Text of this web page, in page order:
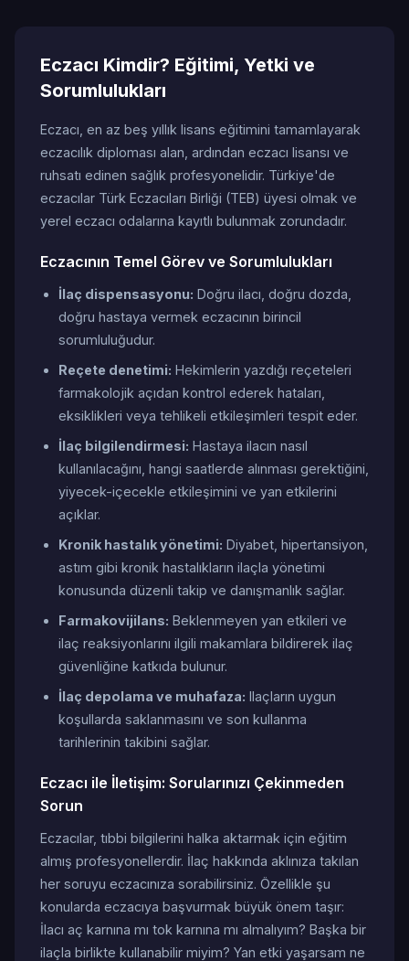
Eczacı Kimdir? Eğitimi, Yetki ve
Sorumlulukları
Eczacı, en az beş yıllık lisans eğitimini tamamlayarak
eczacılık diploması alan, ardından eczacı lisansı ve
ruhsatı edinen sağlık profesyonelidir. Türkiye'de
eczacılar Türk Eczacıları Birliği (TEB) üyesi olmak ve
yerel eczacı odalarına kayıtlı bulunmak zorundadır.
Eczacının Temel Görev ve Sorumlulukları
İlaç dispensasyonu: Doğru ilacı, doğru dozda,
doğru hastaya vermek eczacının birincil
sorumluluğudur.
Reçete denetimi: Hekimlerin yazdığı reçeteleri
farmakolojik açıdan kontrol ederek hataları,
eksiklikleri veya tehlikeli etkileşimleri tespit eder.
İlaç bilgilendirmesi: Hastaya ilacın nasıl
kullanılacağını, hangi saatlerde alınması gerektiğini,
yiyecek-içecekle etkileşimini ve yan etkilerini
açıklar.
Kronik hastalık yönetimi: Diyabet, hipertansiyon,
astım gibi kronik hastalıkların ilaçla yönetimi
konusunda düzenli takip ve danışmanlık sağlar.
Farmakovijilans: Beklenmeyen yan etkileri ve
ilaç reaksiyonlarını ilgili makamlara bildirerek ilaç
güvenliğine katkıda bulunur.
İlaç depolama ve muhafaza: Ilaçların uygun
koşullarda saklanmasını ve son kullanma
tarihlerinin takibini sağlar.
Eczacı ile İletişim: Sorularınızı Çekinmeden
Sorun
Eczacılar, tıbbi bilgilerini halka aktarmak için eğitim
almış profesyonellerdir. İlaç hakkında aklınıza takılan
her soruyu eczacınıza sorabilirsiniz. Özellikle şu
konularda eczacıya başvurmak büyük önem taşır:
İlacı aç karnına mı tok karnına mı almalıyım? Başka bir
ilaçla birlikte kullanabilir miyim? Yan etki yaşarsam ne